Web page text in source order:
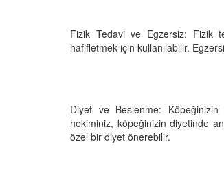
Fizik Tedavi ve Egzersiz: Fizik
hafifletmek için kullanılabilir.
Diyet ve Beslenme: Köpeğinizin
hekiminiz, köpeğinizin diyetinde
özel bir diyet önerebilir.